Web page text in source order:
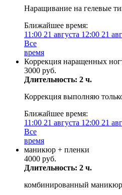
Наращивание на гелевые
Ближайшее время:
11:00 21 августа 12:00 21
Все
время
Коррекция наращенных
3000 руб.
Длительность: 2 ч.
Коррекция выполняю
Ближайшее время:
11:00 21 августа 12:00 21
Все
время
маникюр + пленки
4000 руб.
Длительность: 2 ч.
комбинированный